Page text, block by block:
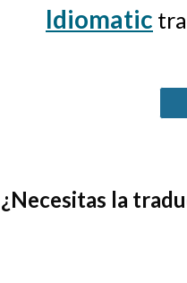
Idiomatic
¿Necesitas la